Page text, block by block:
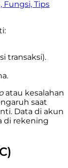
Fungsi, Tips
transaksi).
atau kesalahan
saat
Data di akun
di rekening